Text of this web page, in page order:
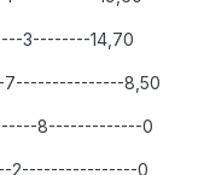
3--------14,70
7---------------8,50
8-------------0
2----------------0